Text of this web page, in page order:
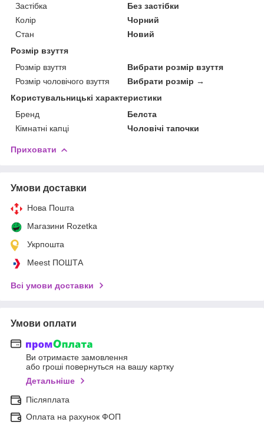
Застібка
Без застібки
Колір
Чорний
Стан
Новий
Розмір взуття
Розмір взуття
Вибрати розмір взуття
Розмір чоловічого взуття
Вибрати розмір →
Користувальницькі характеристики
Бренд
Белста
Кімнатні капці
Чоловічі тапочки
Приховати
Умови доставки
Нова Пошта
Магазини Rozetka
Укрпошта
Meest ПОШТА
Всі умови доставки
Умови оплати
Ви отримаєте замовлення
або гроші повернуться на вашу картку
Детальніше
Післяплата
Оплата на рахунок ФОП